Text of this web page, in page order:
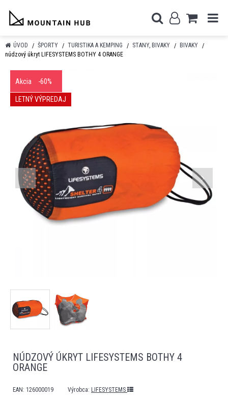
ÚVOD ŠPORTY TURISTIKA A KEMPING STANY, BIVAKY
BIVAKY
núdzový úkryt LIFESYSTEMS BOTHY 4 ORANGE
Akcia -60%
LETNÝ VÝPREDAJ
NÚDZOVÝ ÚKRYT LIFESYSTEMS BOTHY 4
ORANGE
EAN: 126000019 Výrobca: LIFESYSTEMS